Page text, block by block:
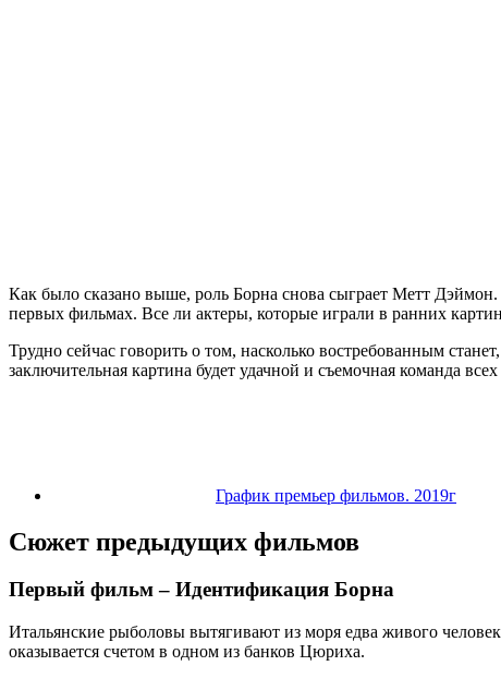
Как было сказано выше, роль Борна снова сыграет Метт
первых фильмах. Все ли актеры, которые играли в ранних
Трудно сейчас говорить о том, насколько востребованным
заключительная картина будет удачной и съемочная команда
График премьер фильмов. 2019г
Сюжет предыдущих фильмов
Первый фильм – Идентификация Борна
Итальянские рыболовы вытягивают из моря едва живого
оказывается счетом в одном из банков Цюриха.